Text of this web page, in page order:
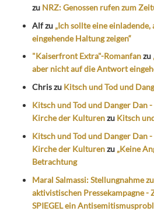
zu NRZ: Genossen rufen zum
Alfzu „Ich sollte eine
eingehende Haltung zeigen“
"Kaiserfront Extra"-Romanfanzu
aber nicht auf die Antwort
Chriszu Kitsch und Tod und
Kitsch und Tod und Danger Dan
Kirche der Kulturenzu Kitsch
Kitsch und Tod und Danger Dan
Kirche der Kulturenzu „Keine
Betrachtung
Maral Salmassi: Stellungnahme
aktivistischen Pressekampagne -
SPIEGEL ein